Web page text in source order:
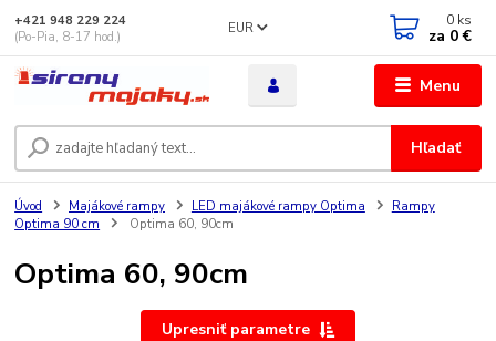
Menu
EUR
Hľadať
+421 948 229 224
(Po-Pia, 8-17 hod.)
0 ks
za 0 €
Úvod Majákové rampy LED majákové rampy Optima
Rampy
Optima 90 cm
Optima 60, 90cm
Optima 60, 90cm
Upresniť parametre